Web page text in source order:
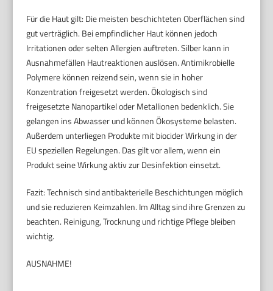
Für die Haut gilt: Die meisten beschichteten Oberflächen sind
gut verträglich. Bei empfindlicher Haut können jedoch
Irritationen oder selten Allergien auftreten. Silber kann in
Ausnahmefällen Hautreaktionen auslösen. Antimikrobielle
Polymere können reizend sein, wenn sie in hoher
Konzentration freigesetzt werden. Ökologisch sind
freigesetzte Nanopartikel oder Metallionen bedenklich. Sie
gelangen ins Abwasser und können Ökosysteme belasten.
Außerdem unterliegen Produkte mit biocider Wirkung in der
EU speziellen Regelungen. Das gilt vor allem, wenn ein
Produkt seine Wirkung aktiv zur Desinfektion einsetzt.
Fazit: Technisch sind antibakterielle Beschichtungen möglich
und sie reduzieren Keimzahlen. Im Alltag sind ihre Grenzen zu
beachten. Reinigung, Trocknung und richtige Pflege bleiben
wichtig.
AUSNAHME!